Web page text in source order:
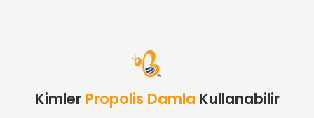
Kimler Propolis Damla Kullanabilir